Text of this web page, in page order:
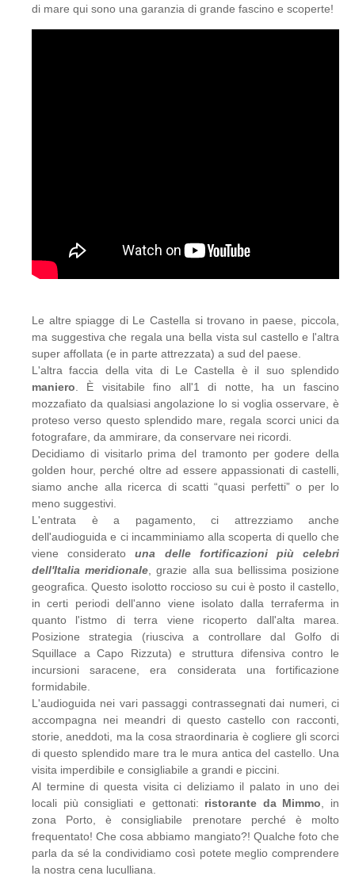
di mare qui sono una garanzia di grande fascino e scoperte!
Le altre spiagge di Le Castella si trovano in paese, piccola,
ma suggestiva che regala una bella vista sul castello e l'altra
super affollata (e in parte attrezzata) a sud del paese.
L'altra faccia della vita di Le Castella è il suo splendido
maniero. È visitabile fino all'1 di notte, ha un fascino
mozzafiato da qualsiasi angolazione lo si voglia osservare, è
proteso verso questo splendido mare, regala scorci unici da
fotografare, da ammirare, da conservare nei ricordi.
Decidiamo di visitarlo prima del tramonto per godere della
golden hour, perché oltre ad essere appassionati di castelli,
siamo anche alla ricerca di scatti “quasi perfetti” o per lo
meno suggestivi.
L'entrata è a pagamento, ci attrezziamo anche
dell'audioguida e ci incamminiamo alla scoperta di quello che
viene considerato una delle fortificazioni più celebri
dell'Italia meridionale, grazie alla sua bellissima posizione
geografica. Questo isolotto roccioso su cui è posto il castello,
in certi periodi dell'anno viene isolato dalla terraferma in
quanto l'istmo di terra viene ricoperto dall'alta marea.
Posizione strategia (riusciva a controllare dal Golfo di
Squillace a Capo Rizzuta) e struttura difensiva contro le
incursioni saracene, era considerata una fortificazione
formidabile.
L'audioguida nei vari passaggi contrassegnati dai numeri, ci
accompagna nei meandri di questo castello con racconti,
storie, aneddoti, ma la cosa straordinaria è cogliere gli scorci
di questo splendido mare tra le mura antica del castello. Una
visita imperdibile e consigliabile a grandi e piccini.
Al termine di questa visita ci deliziamo il palato in uno dei
locali più consigliati e gettonati: ristorante da Mimmo, in
zona Porto, è consigliabile prenotare perché è molto
frequentato! Che cosa abbiamo mangiato?! Qualche foto che
parla da sé la condividiamo così potete meglio comprendere
la nostra cena luculliana.